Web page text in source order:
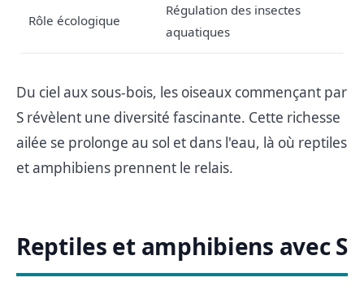
Rôle écologique
Régulation des insectes
aquatiques
Du ciel aux sous-bois, les oiseaux commençant par
S révèlent une diversité fascinante. Cette richesse
ailée se prolonge au sol et dans l'eau, là où reptiles
et amphibiens prennent le relais.
Reptiles et amphibiens avec S